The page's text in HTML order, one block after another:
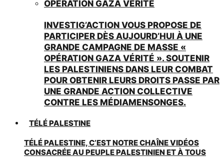
OPÉRATION GAZA VÉRITÉ
INVESTIG’ACTION VOUS PROPOSE DE
PARTICIPER DÈS AUJOURD’HUI À UNE
GRANDE CAMPAGNE DE MASSE «
OPÉRATION GAZA VÉRITÉ ». SOUTENIR
LES PALESTINIENS DANS LEUR COMBAT
POUR OBTENIR LEURS DROITS PASSE PAR
UNE GRANDE ACTION COLLECTIVE
CONTRE LES MÉDIAMENSONGES.
TÉLÉ PALESTINE
TÉLÉ PALESTINE, C’EST NOTRE CHAÎNE VIDÉOS
CONSACRÉE AU PEUPLE PALESTINIEN ET À TOUS